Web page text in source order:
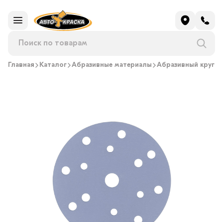
Главная Каталог Абразивные материалы Абразивный круг